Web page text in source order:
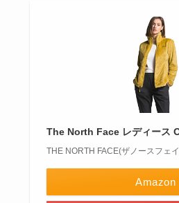
The North Face レディース
THE NORTH FACE(ザノースフェ
Amazon